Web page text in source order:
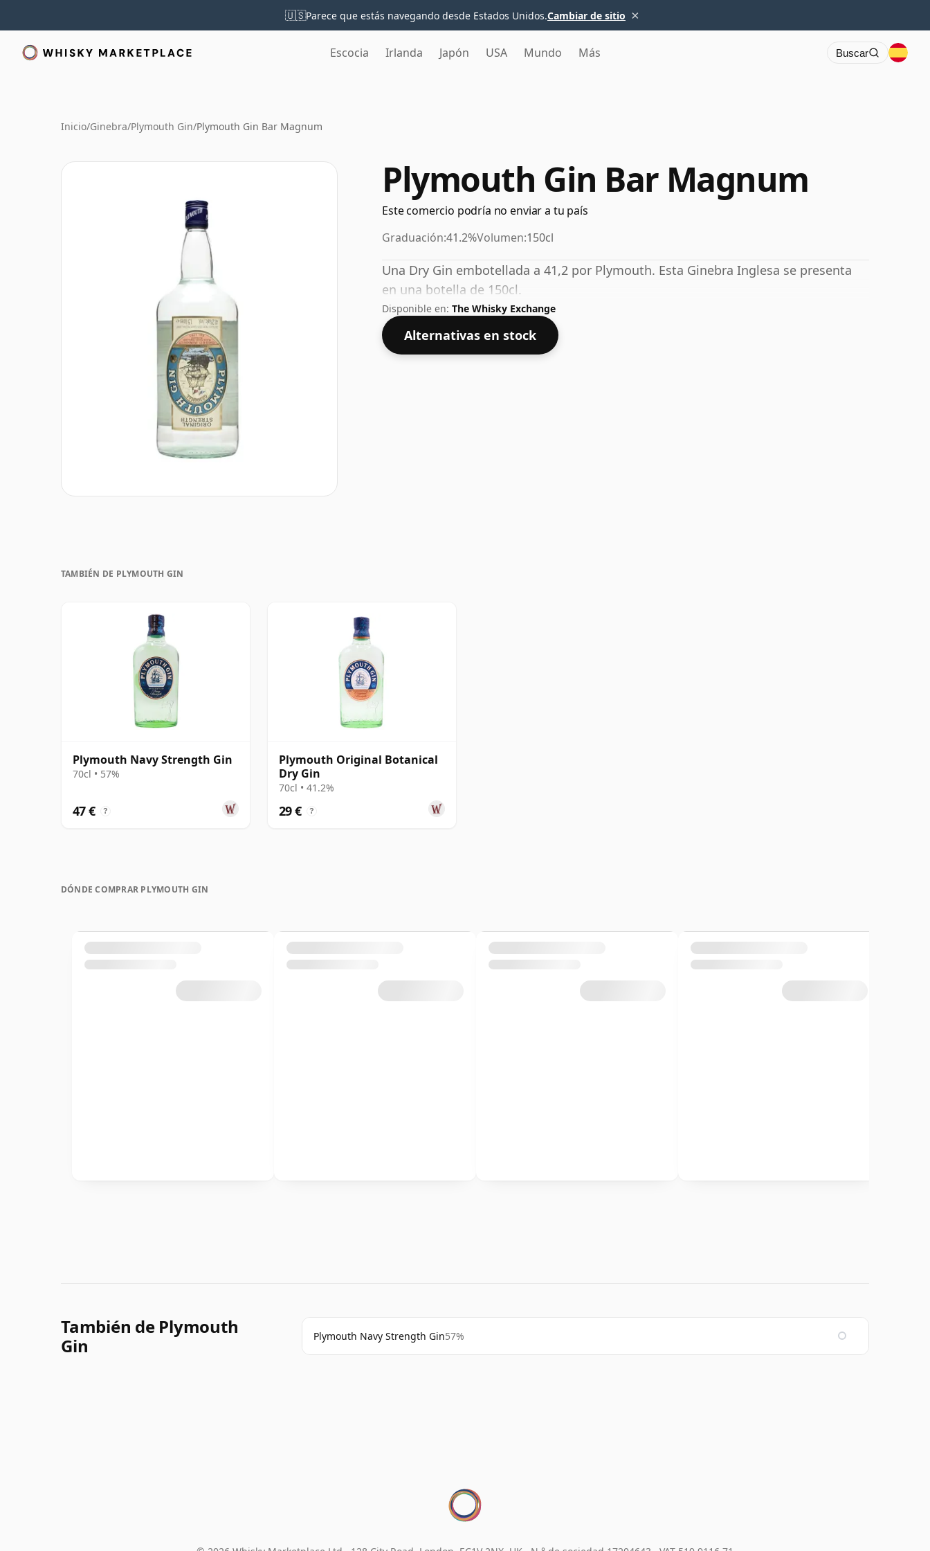
🇺🇸Parece que estás navegando desde Estados Unidos.Cambiar de sitio ×
Escocia Irlanda Japón USA Mundo Más Buscar
Inicio/Ginebra/Plymouth Gin/Plymouth Gin Bar Magnum
Plymouth Gin Bar Magnum
Este comercio podría no enviar a tu país
Graduación:41.2%Volumen:150cl
Una Dry Gin embotellada a 41,2 por Plymouth. Esta Ginebra Inglesa se presenta
en una botella de 150cl.
Disponible en: The Whisky Exchange
Alternativas en stock
TAMBIÉN DE PLYMOUTH GIN
Plymouth Navy Strength Gin
70cl • 57%
47 € ?
Plymouth Original Botanical
Dry Gin
70cl • 41.2%
29 € ?
DÓNDE COMPRAR PLYMOUTH GIN
También de Plymouth
Gin
Plymouth Navy Strength Gin57%